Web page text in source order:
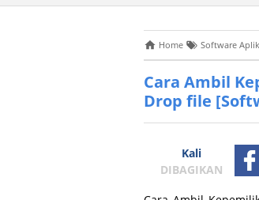
Home Software
Cara Ambil
Drop file
Kali
DIBAGIKAN